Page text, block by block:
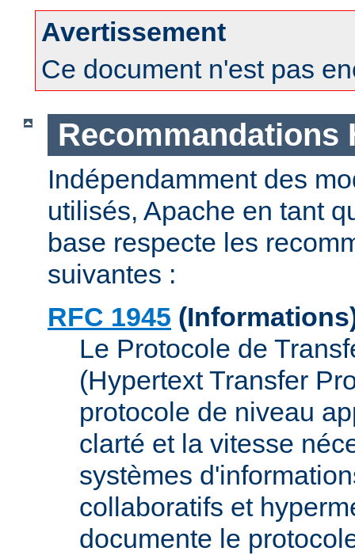
Avertissement
Ce document n'est pas
Recommandations
Indépendamment des
utilisés, Apache en tant
base respecte les
suivantes :
RFC 1945
Le Protocole de
(Hypertext Transfer
protocole de niveau
clarté et la vitesse
systèmes
collaboratifs et
documente le